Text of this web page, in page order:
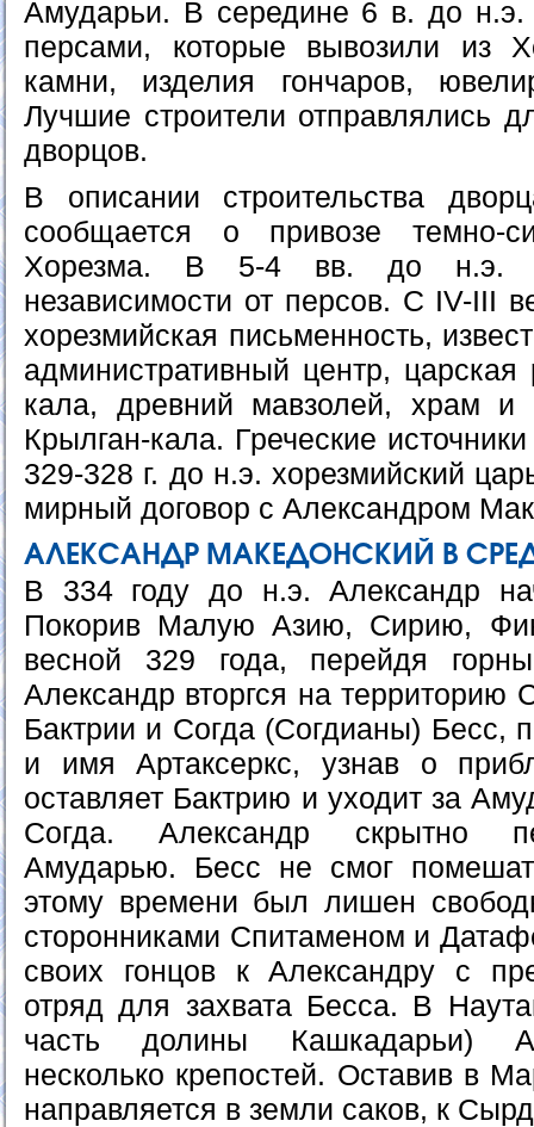
Амударьи. В середине 6 в. до
персами, которые вывозили из
камни, изделия гончаров,
Лучшие строители отправлялись
дворцов.
В описании строительства
сообщается о привозе темно-
Хорезма. В 5-4 вв. до н.э.
независимости от персов. С IV-III
хорезмийская письменность,
административный центр, царская
кала, древний мавзолей, храм и
Крылган-кала. Греческие
329-328 г. до н.э. хорезмийский
мирный договор с Александром
АЛЕКСАНДР МАКЕДОНСКИЙ В
В 334 году до н.э. Александр
Покорив Малую Азию, Сирию,
весной 329 года, перейдя
Александр вторгся на территорию
Бактрии и Согда (Согдианы) Бесс,
и имя Артаксеркс, узнав о
оставляет Бактрию и уходит за
Согда. Александр скрытно
Амударью. Бесс не смог
этому времени был лишен
сторонниками Спитаменом и
своих гонцов к Александру с
отряд для захвата Бесса. В
часть долины Кашкадарьи)
несколько крепостей. Оставив в
направляется в земли саков, к